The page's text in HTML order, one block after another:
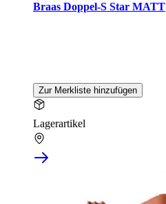
Braas Doppel-S Star MATT
Zur Merkliste hinzufügen
Lagerartikel